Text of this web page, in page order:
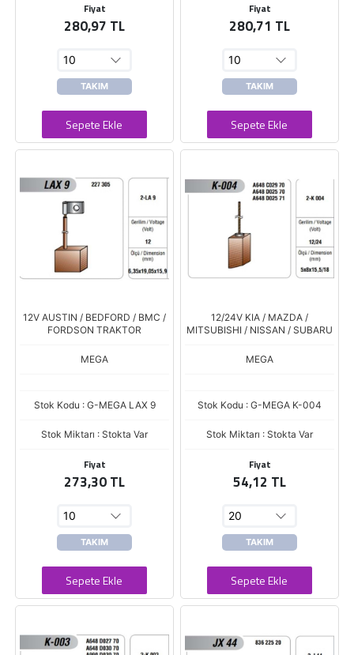
Fiyat
280,97 TL
TAKIM
Sepete Ekle
Fiyat
280,71 TL
TAKIM
Sepete Ekle
12V AUSTIN / BEDFORD / BMC /
FORDSON TRAKTOR
MEGA
Stok Kodu : G-MEGA LAX 9
Stok Miktarı : Stokta Var
Fiyat
273,30 TL
TAKIM
Sepete Ekle
12/24V KIA / MAZDA /
MITSUBISHI / NISSAN / SUBARU
MEGA
Stok Kodu : G-MEGA K-004
Stok Miktarı : Stokta Var
Fiyat
54,12 TL
TAKIM
Sepete Ekle